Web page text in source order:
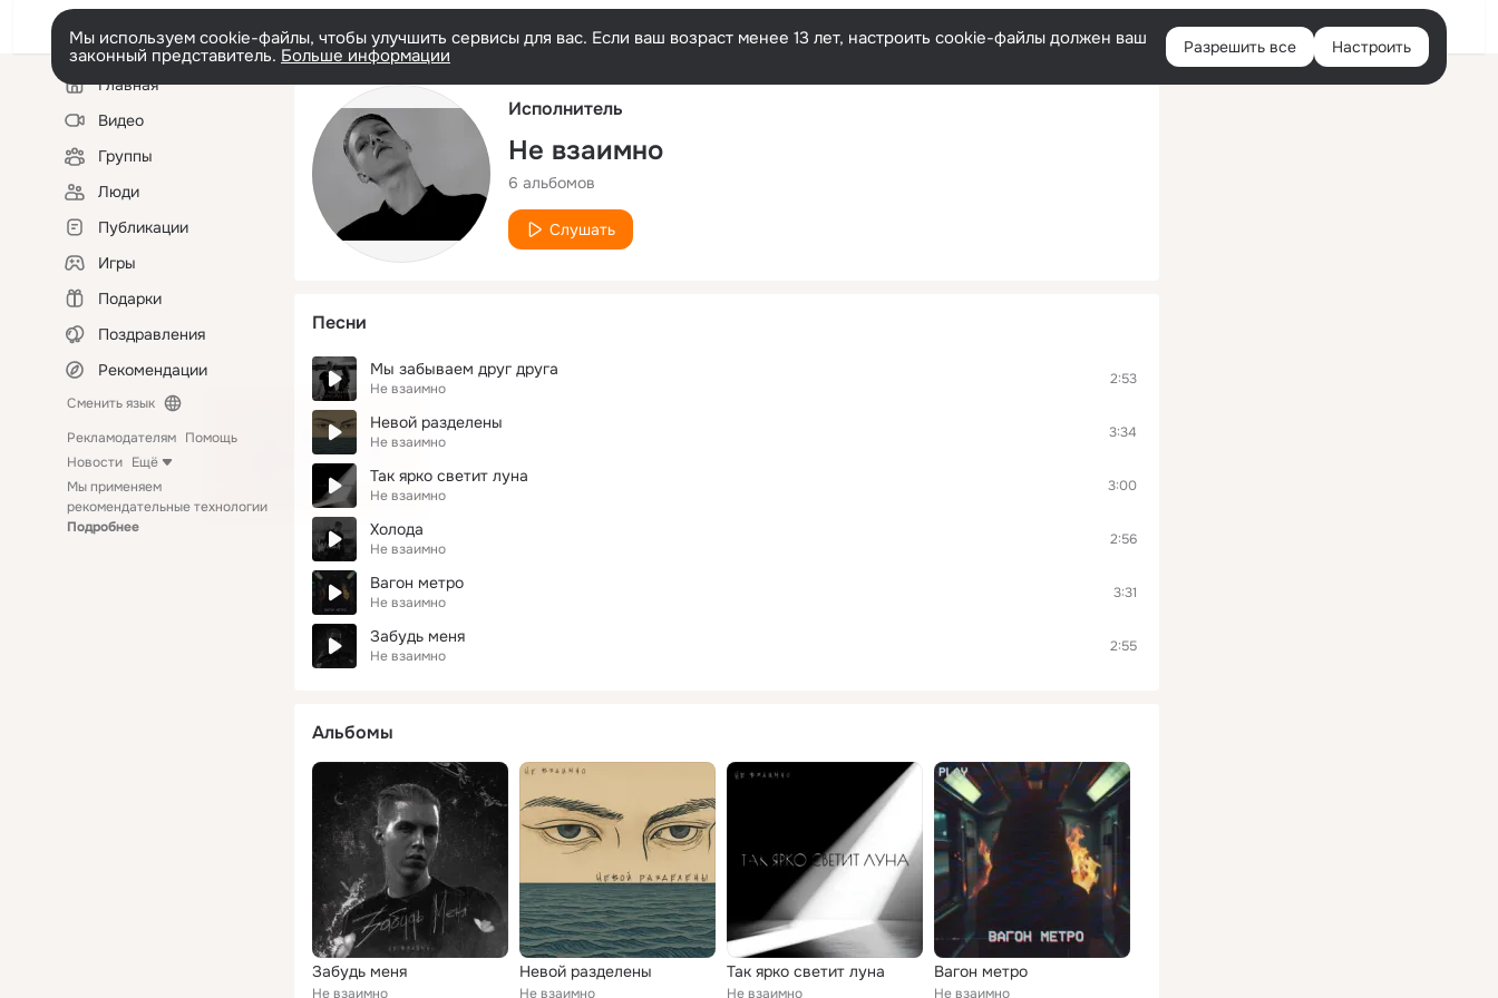
Русский Войти
Мы используем cookie-файлы, чтобы улучшить сервисы для вас. Если ваш возраст менее 13 лет, настроить cookie-файлы должен ваш
законный представитель. Больше информации Разрешить все Настроить
Левая
колонкаГлавная
Видео
Группы
Люди
Публикации
Игры
Подарки
Поздравления
Рекомендации
Сменить язык
Рекламодателям Помощь
Новости Ещё
Мы применяем
рекомендательные технологии
Подробнее
Исполнитель
Не взаимно
6 альбомов
Слушать
Песни
Мы забываем друг друга
Не взаимно
2:53
Невой разделены
Не взаимно
3:34
Так ярко светит луна
Не взаимно
3:00
Холода
Не взаимно
2:56
Вагон метро
Не взаимно
3:31
Забудь меня
Не взаимно
2:55
Альбомы
Забудь меня
Не взаимно
Невой разделены
Не взаимно
Так ярко светит луна
Не взаимно
Вагон метро
Не взаимно